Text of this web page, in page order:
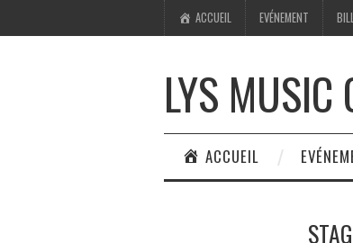
ACCUEIL EVÉNEMENT
LYS MUSIC
ACCUEIL